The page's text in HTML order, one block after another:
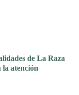
de La Raza
la atención